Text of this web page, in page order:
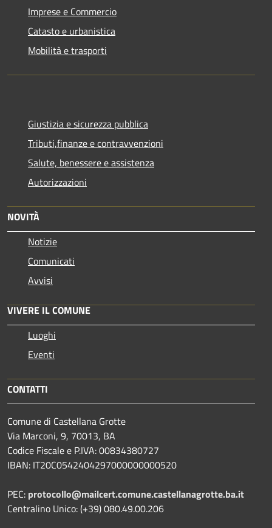
Imprese e Commercio
Catasto e urbanistica
Mobilità e trasporti
Giustizia e sicurezza pubblica
Tributi,finanze e contravvenzioni
Salute, benessere e assistenza
Autorizzazioni
NOVITÀ
Notizie
Comunicati
Avvisi
VIVERE IL COMUNE
Luoghi
Eventi
CONTATTI
Comune di Castellana Grotte
Via Marconi, 9, 70013, BA
Codice Fiscale e P.IVA: 00834380727
IBAN: IT20C0542404297000000000520
PEC: protocollo@mailcert.comune.castellanagrotte.ba.it
Centralino Unico: (+39) 080.49.00.206